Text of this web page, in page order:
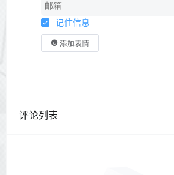
记住信息
添加表情
评论列表